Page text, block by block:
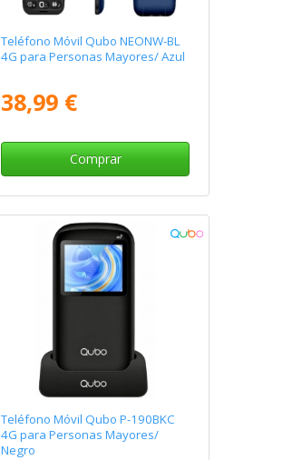
Teléfono Móvil Qubo NEONW-BL
4G para Personas Mayores/ Azul
38,99 €
Comprar
Teléfono Móvil Qubo P-190BKC
4G para Personas Mayores/
Negro